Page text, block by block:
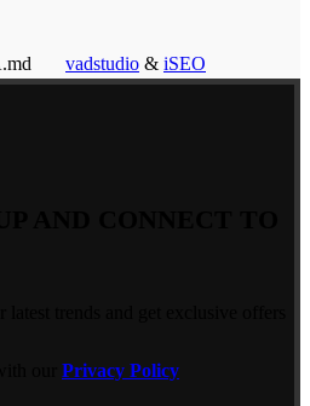
vadstudio & iSEO
Privacy Policy